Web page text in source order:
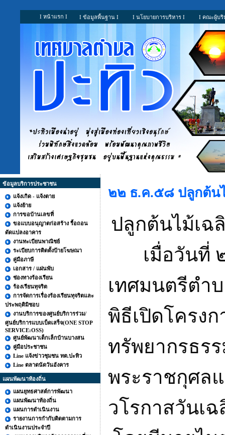
I หน้าแรก I I ข้อมูลพื้นฐาน I I นโยบายการบริหาร I I คณะผู้บริ
ข้อมูลบริการประชาชน
แจ้งเกิด - แจ้งตาย
แจ้งย้าย
การขอบ้านเลขที่
ขอแบบอนุญาตก่อสร้าง รื้อถอน
ดัดแปลงอาคาร
งานทะเบียนพาณิชย์
ระเบียบการติดตั้งป้ายโฆษณา
คู่มือภาษี
เอกสาร / แผ่นพับ
ช่องทางร้องเรียน
ร้องเรียนทุจริต
การจัดการเรื่องร้องเรียนทุจริตและ
ประพฤติมิชอบ
งานบริการของศูนย์บริการร่วม/
ศูนย์บริการแบบเบ็ดเสร็จ(ONE STOP
SERVICE:OSS)
ศูนย์พัฒนาเด็กเล็กบ้านบางสน
คู่มือประชาชน
Line แจ้งข่าวชุมชน ทต.ปะทิว
Line ตลาดนัดวันอังคาร
แผนพัฒนาท้องถิ่น
แผนยุทธศาสต์การพัฒนา
แผนพัฒนาท้องถิ่น
แผนการดำเนินงาน
รายงานการกำกับติดตามการ
ดำเนินงานประจำปี
๒๒ ธ.ค.๕๘ ปลูกต้น
ปลูกต้นไม้เฉ
เมื่อวันที่ ๒
เทศมนตรีตำ
พิธีเปิดโครง
ทรัพยากรธร
พระราชกุศล
วโรกาสวันเ